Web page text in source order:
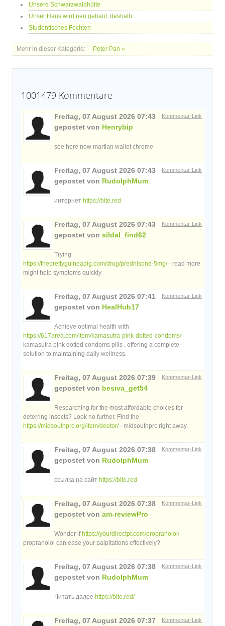
Unsere Schwarzwaldhütte
Unser Haus wird neu gebaut, deshalb...
Studentisches Fechten
Mehr in dieser Kategorie: Peter Pan »
1001479 Kommentare
Kommentar-Link
Freitag, 07 August 2026 07:43
gepostet von Henrybip
see here now martian wallet chrome
Kommentar-Link
Freitag, 07 August 2026 07:43
gepostet von RudolphMum
интернет https://bite.red
Kommentar-Link
Freitag, 07 August 2026 07:43
gepostet von sildal_find62
Trying
https://theprettyguineapig.com/drug/prednisone-5mg/- read more
might help symptoms quickly
Kommentar-Link
Freitag, 07 August 2026 07:41
gepostet von HealHub17
Achieve optimal health with
https://617area.com/item/kamasutra-pink-dotted-condoms/-
kamasutra pink dotted condoms pills , offering a complete
solution to maintaining daily wellness.
Kommentar-Link
Freitag, 07 August 2026 07:39
gepostet von besiva_get54
Researching for the most affordable choices for
deterring insects? Look no further. Find the
https://midsouthprc.org/item/deetor/- midsouthprc right away.
Kommentar-Link
Freitag, 07 August 2026 07:38
gepostet von RudolphMum
ссылка на сайт https://bite.red
Kommentar-Link
Freitag, 07 August 2026 07:38
gepostet von am-reviewPro
Wonder ifhttps://yourdirectpt.com/propranolol/-
propranolol can ease your palpitations effectively?
Kommentar-Link
Freitag, 07 August 2026 07:38
gepostet von RudolphMum
Читать далее https://bite.red/
Kommentar-Link
Freitag, 07 August 2026 07:37